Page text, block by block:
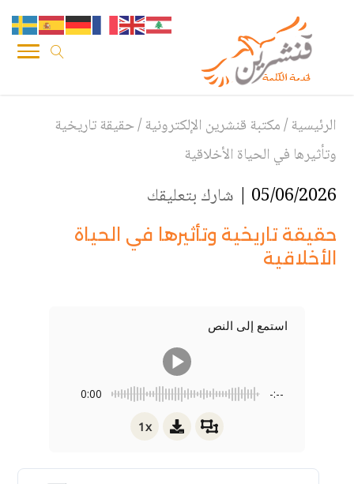
الرئيسية/مكتبة قنشرين الإلكترونية/حقيقة تاريخية
وتأثيرها في الحياة الأخلاقية
05/06/2026 | شارك بتعليقك
حقيقة تاريخية وتأثيرها في الحياة
الأخلاقية
استمع إلى النص
0:00 -:--
1x